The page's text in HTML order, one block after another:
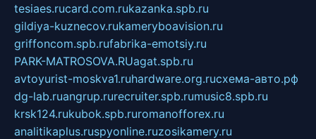
tesiaes.rucard.com.rukazanka.spb.ru
gildiya-kuznecov.rukameryboavision.ru
griffoncom.spb.rufabrika-emotsiy.ru
PARK-MATROSOVA.RUagat.spb.ru
avtoyurist-moskva1.ruhardware.org.ruсхема-авто.рф
dg-lab.ruangrup.rurecruiter.spb.rumusic8.spb.ru
krsk124.rukubok.spb.ruromanofforex.ru
analitikaplus.ruspyonline.ruzosikamery.ru